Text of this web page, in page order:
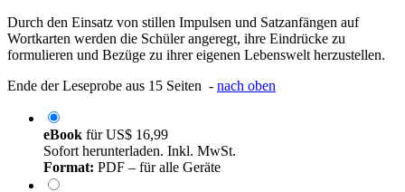
Durch den Einsatz von stillen Impulsen und Satzanfängen auf
Wortkarten werden die Schüler angeregt, ihre Eindrücke zu
formulieren und Bezüge zu ihrer eigenen Lebenswelt herzustellen.
Ende der Leseprobe aus 15 Seiten - nach oben
eBook fürUS$ 16,99
Sofort herunterladen. Inkl. MwSt.
Format: PDF – für alle Geräte